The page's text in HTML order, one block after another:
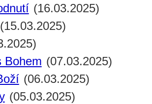
(16.03.2025)
(15.03.2025)
Bohem (07.03.2025)
(06.03.2025)
(05.03.2025)